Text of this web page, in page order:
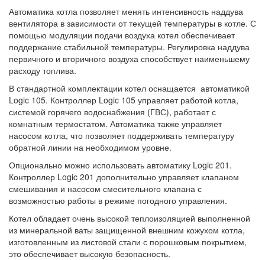
Автоматика котла позволяет менять интенсивность наддува
вентилятора в зависимости от текущей температуры в котле. С
помощью модуляции подачи воздуха котел обеспечивает
поддержание стабильной температуры. Регулировка наддува
первичного и вторичного воздуха способствует наименьшему
расходу топлива.
В стандартной комплектации котел оснащается автоматикой
Logic 105. Контроллер Logic 105 управляет работой котла,
системой горячего водоснабжения (ГВС), работает с
комнатным термостатом. Автоматика также управляет
насосом котла, что позволяет поддерживать температуру
обратной линии на необходимом уровне.
Опционально можно использовать автоматику Logic 201.
Контроллер Logic 201 дополнительно управляет клапаном
смешивания и насосом смесительного клапана с
возможностью работы в режиме погодного управления.
Котел обладает очень высокой теплоизоляцией выполненной
из минеральной ваты защищенной внешним кожухом котла,
изготовленным из листовой стали с порошковым покрытием,
это обеспечивает высокую безопасность.